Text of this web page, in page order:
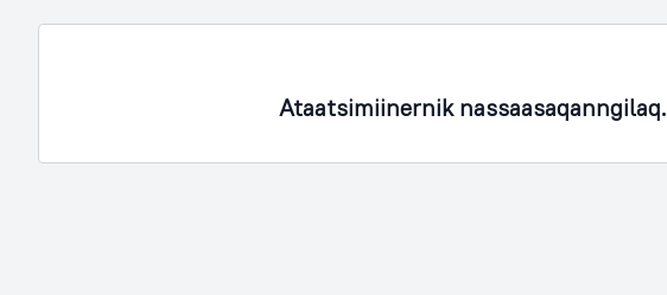
Ataatsimiinernik nassaasaqanngilaq.